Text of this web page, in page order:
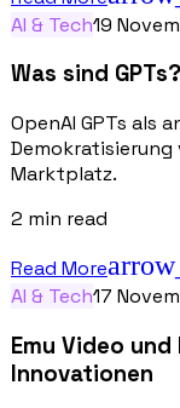
AI & Tech19
Was sind GPTs?
OpenAI GPTs als
Demokratisierung
Marktplatz.
2 min read
Read More
AI & Tech17
Emu Video
Innovationen